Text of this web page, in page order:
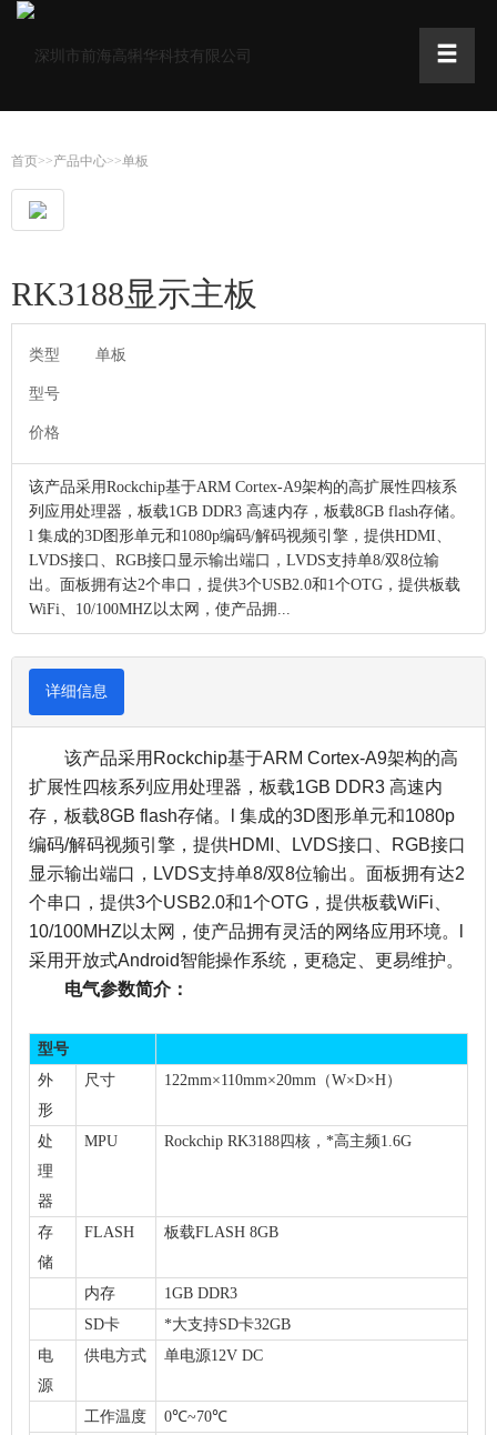
首页>>产品中心>>单板
RK3188显示主板
类型 单板
型号
价格
该产品采用Rockchip基于ARM Cortex-A9架构的高扩展性四核系
列应用处理器，板载1GB DDR3 高速内存，板载8GB flash存储。
l 集成的3D图形单元和1080p编码/解码视频引擎，提供HDMI、
LVDS接口、RGB接口显示输出端口，LVDS支持单8/双8位输
出。面板拥有达2个串口，提供3个USB2.0和1个OTG，提供板载
WiFi、10/100MHZ以太网，使产品拥...
详细信息
该产品采用Rockchip基于ARM Cortex-A9架构的高
扩展性四核系列应用处理器，板载1GB DDR3 高速内
存，板载8GB flash存储。l 集成的3D图形单元和1080p
编码/解码视频引擎，提供HDMI、LVDS接口、RGB接口
显示输出端口，LVDS支持单8/双8位输出。面板拥有达2
个串口，提供3个USB2.0和1个OTG，提供板载WiFi、
10/100MHZ以太网，使产品拥有灵活的网络应用环境。l
采用开放式Android智能操作系统，更稳定、更易维护。
电气参数简介：
型号
外
形
尺寸 122mm×110mm×20mm（W×D×H）
处
理
器
MPU Rockchip RK3188四核 ，*高主频1.6G
存
储
FLASH 板载FLASH 8GB
内存
1GB DDR3
SD卡
*大支持SD卡32GB
电
源
供电方式 单电源12V DC
工作温度
0℃~70℃